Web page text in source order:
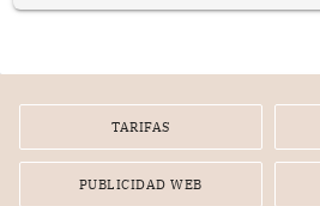
TARIFAS
PUBLICIDAD WEB